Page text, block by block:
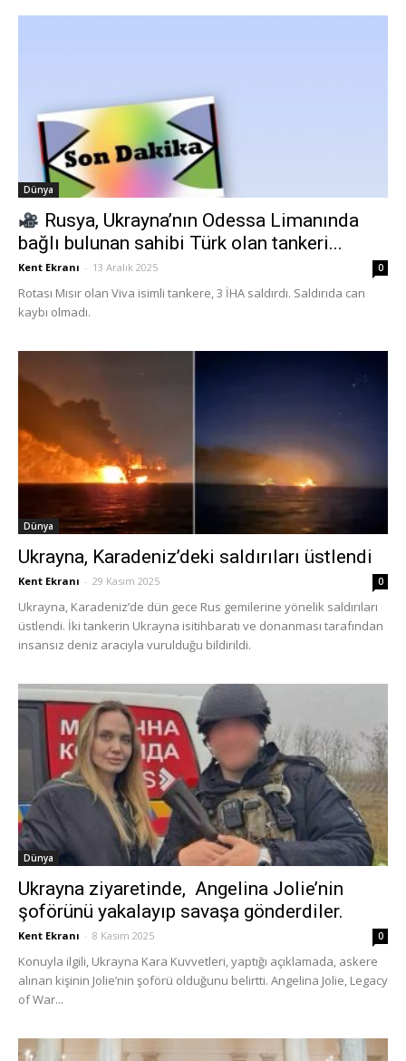
Dünya
Rusya, Ukrayna’nın Odessa Limanında
bağlı bulunan sahibi Türk olan tankeri...
Kent Ekranı - 13 Aralık 2025 0
Rotası Mısır olan Viva isimli tankere, 3 İHA saldırdı. Saldırıda can
kaybı olmadı.
Dünya
Ukrayna, Karadeniz’deki saldırıları üstlendi
Kent Ekranı - 29 Kasım 2025 0
Ukrayna, Karadeniz’de dün gece Rus gemilerine yönelik saldırıları
üstlendi. İki tankerin Ukrayna isitihbaratı ve donanması tarafından
insansız deniz aracıyla vurulduğu bildirildi.
Dünya
Ukrayna ziyaretinde, Angelina Jolie’nin
şoförünü yakalayıp savaşa gönderdiler.
Kent Ekranı - 8 Kasım 2025 0
Konuyla ilgili, Ukrayna Kara Kuvvetleri, yaptığı açıklamada, askere
alınan kişinin Jolie’nin şoförü olduğunu belirtti. Angelina Jolie, Legacy
of War...